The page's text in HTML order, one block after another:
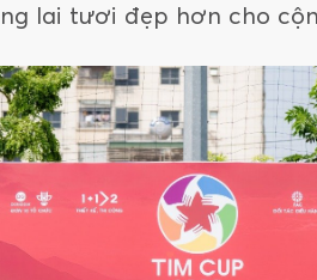
lai tươi đẹp hơn cho